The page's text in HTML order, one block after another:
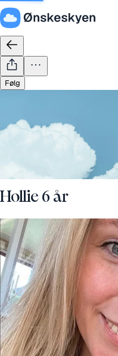
Følg
Hollie 6 år
Isabella Lund
28 ønsker for 3 days